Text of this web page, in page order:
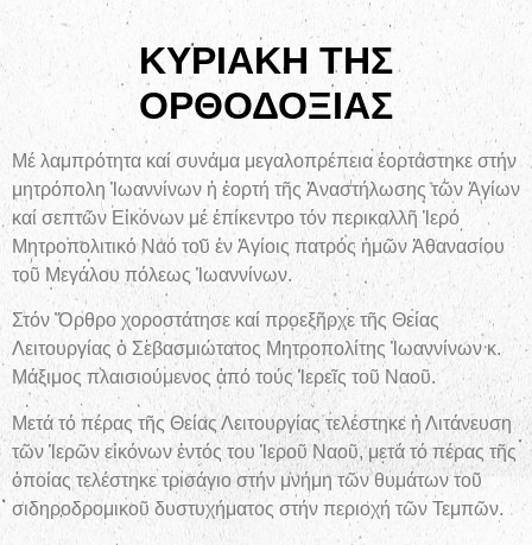
ΚΥΡΙΑΚΗ ΤΗΣ
ΟΡΘΟΔΟΞΙΑΣ
Μέ λαμπρότητα καί συνάμα μεγαλοπρέπεια ἑορτάστηκε στήν
μητρόπολη Ἰωαννίνων ἡ ἑορτή τῆς Ἀναστήλωσης τῶν Ἁγίων
καί σεπτῶν Εἰκόνων μέ ἐπίκεντρο τόν περικαλλῆ Ἱερό
Μητροπολιτικό Ναό τοῦ ἐν Ἁγίοις πατρός ἠμῶν Ἀθανασίου
τοῦ Μεγάλου πόλεως Ἰωαννίνων.
Στόν Ὄρθρο χοροστάτησε καί προεξῆρχε τῆς Θείας
Λειτουργίας ὁ Σεβασμιώτατος Μητροπολίτης Ἰωαννίνων κ.
Μάξιμος πλαισιούμενος ἀπό τούς Ἱερεῖς τοῦ Ναοῦ.
Μετά τό πέρας τῆς Θείας Λειτουργίας τελέστηκε ἡ Λιτάνευση
τῶν Ἱερῶν εἰκόνων ἐντός του Ἱεροῦ Ναοῦ, μετά τό πέρας τῆς
ὁποίας τελέστηκε τρισάγιο στήν μνήμη τῶν θυμάτων τοῦ
σιδηροδρομικοῦ δυστυχήματος στήν περιοχή τῶν Τεμπῶν.